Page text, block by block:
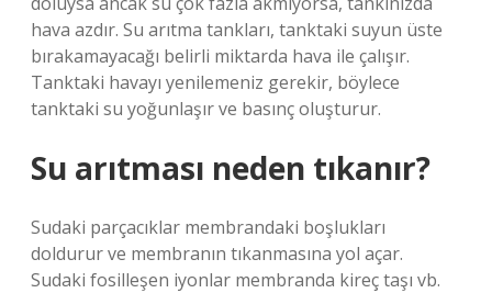
hava azdır. Su arıtma tankları, tanktaki suyun üste
bırakamayacağı belirli miktarda hava ile çalışır.
Tanktaki havayı yenilemeniz gerekir, böylece
tanktaki su yoğunlaşır ve basınç oluşturur.
Su arıtması neden tıkanır?
Sudaki parçacıklar membrandaki boşlukları
doldurur ve membranın tıkanmasına yol açar.
Sudaki fosilleşen iyonlar membranda kireç taşı vb.